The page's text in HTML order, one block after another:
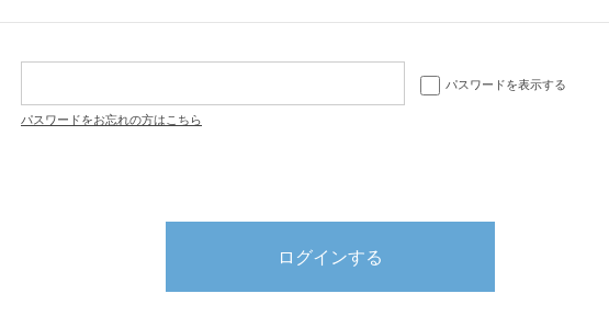
パスワードを表示する
パスワードをお忘れの方はこちら